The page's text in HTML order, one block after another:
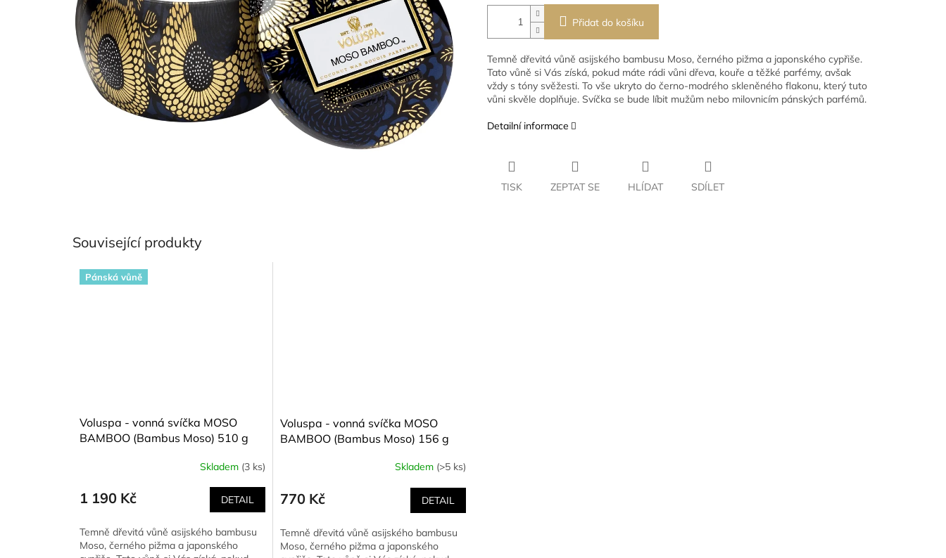
Přidat do košíku
Temně dřevitá vůně asijského bambusu Moso, černého pižma a japonského cypřiše.
Tato vůně si Vás získá, pokud máte rádi vůni dřeva, kouře a těžké parfémy, avšak
vždy s tóny svěžesti. To vše ukryto do černo-modrého skleněného flakonu, který tuto
vůni skvěle doplňuje. Svíčka se bude líbit mužům nebo milovnicím pánských parfémů.
Detailní informace
TISK ZEPTAT SE HLÍDAT SDÍLET
Související produkty
Pánská vůně
Voluspa - vonná svíčka MOSO
BAMBOO (Bambus Moso) 510 g
produktu
z
5
Skladem (3 ks)
1 190 Kč DETAIL
Temně dřevitá vůně asijského bambusu
Moso, černého pižma a japonského
Voluspa - vonná svíčka MOSO
BAMBOO (Bambus Moso) 156 g
Skladem (>5 ks)
770 Kč DETAIL
Temně dřevitá vůně asijského bambusu
Moso, černého pižma a japonského